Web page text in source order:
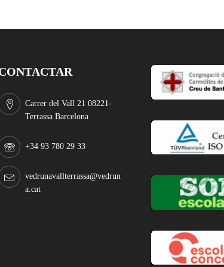
Carrer del Vall 21 08221-
Terrassa Barcelona
+34 93 780 29 33
vedrunavallterrassa@vedrun
a.cat